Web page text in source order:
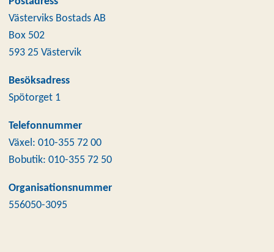
Västerviks Bostads AB
Box 502
593 25 Västervik
Besöksadress
Spötorget 1
Telefonnummer
Växel: 010-355 72 00
Bobutik: 010-355 72 50
Organisationsnummer
556050-3095